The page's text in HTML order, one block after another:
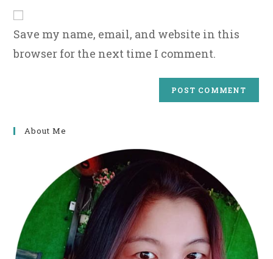
(optional)
Save my name, email, and website in this
browser for the next time I comment.
About Me